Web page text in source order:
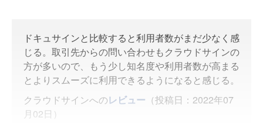
ドキュサインと比較すると利用者数がまだ少なく感
じる。取引先からの問い合わせもクラウドサインの
方が多いので、もう少し知名度や利用者数が高まる
とよりスムーズに利用できるようになると感じる。
クラウドサインへのレビュー （投稿日：2022年07
月02日）